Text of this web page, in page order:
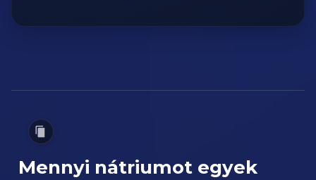
Mennyi nátriumot egyek